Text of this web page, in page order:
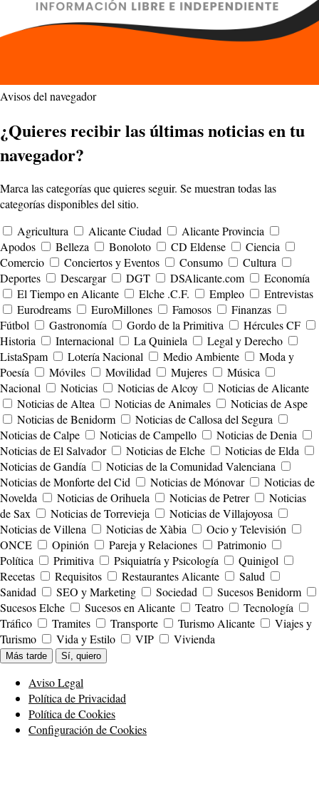
Avisos del navegador
¿Quieres recibir las últimas noticias en tu
navegador?
Marca las categorías que quieres seguir. Se muestran todas las
categorías disponibles del sitio.
Agricultura
Alicante Ciudad
Alicante Provincia
Apodos
Belleza Bonoloto CD Eldense
Ciencia
Comercio
Conciertos y Eventos Consumo
Cultura
Deportes
Descargar DGT DSAlicante.com
Economía
El Tiempo en Alicante
Elche .C.F. Empleo
Entrevistas
Eurodreams
EuroMillones Famosos
Finanzas
Fútbol
Gastronomía Gordo de la Primitiva
Hércules CF
Historia
Internacional La Quiniela
Legal y Derecho
ListaSpam
Lotería Nacional Medio Ambiente
Moda y
Poesía
Móviles Movilidad Mujeres
Música
Nacional
Noticias Noticias de Alcoy
Noticias de Alicante
Noticias de Altea
Noticias de Animales
Noticias de Aspe
Noticias de Benidorm
Noticias de Callosa del Segura
Noticias de Calpe
Noticias de Campello
Noticias de Denia
Noticias de El Salvador
Noticias de Elche
Noticias de Elda
Noticias de Gandía
Noticias de la Comunidad Valenciana
Noticias de Monforte del Cid
Noticias de Mónovar
Noticias de
Novelda
Noticias de Orihuela Noticias de Petrer
Noticias
de Sax
Noticias de Torrevieja
Noticias de Villajoyosa
Noticias de Villena
Noticias de Xàbia
Ocio y Televisión
ONCE
Opinión Pareja y Relaciones
Patrimonio
Política
Primitiva Psiquiatría y Psicología
Quinigol
Recetas
Requisitos Restaurantes Alicante
Salud
Sanidad
SEO y Marketing Sociedad
Sucesos Benidorm
Sucesos Elche
Sucesos en Alicante Teatro
Tecnología
Tráfico
Tramites Transporte Turismo Alicante
Viajes y
Turismo
Vida y Estilo VIP Vivienda
Más tarde Sí, quiero
Aviso Legal
Política de Privacidad
Política de Cookies
Configuración de Cookies